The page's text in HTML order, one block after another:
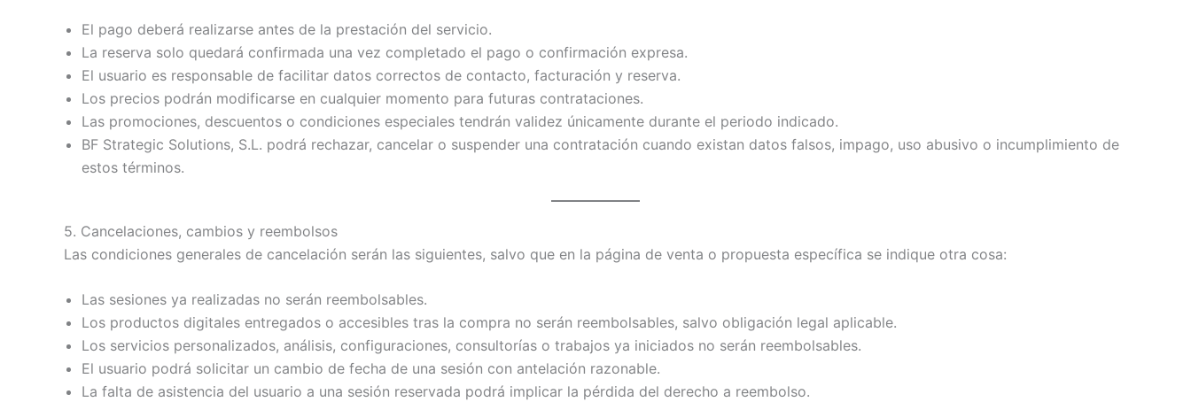
El pago deberá realizarse antes de la prestación del servicio.
La reserva solo quedará confirmada una vez completado el pago o confirmación expresa.
El usuario es responsable de facilitar datos correctos de contacto, facturación y reserva.
Los precios podrán modificarse en cualquier momento para futuras contrataciones.
Las promociones, descuentos o condiciones especiales tendrán validez únicamente durante el periodo indicado.
BF Strategic Solutions, S.L. podrá rechazar, cancelar o suspender una contratación cuando existan datos falsos, impago, uso abusivo o incumplimiento de
estos términos.
5. Cancelaciones, cambios y reembolsos
Las condiciones generales de cancelación serán las siguientes, salvo que en la página de venta o propuesta específica se indique otra cosa:
Las sesiones ya realizadas no serán reembolsables.
Los productos digitales entregados o accesibles tras la compra no serán reembolsables, salvo obligación legal aplicable.
Los servicios personalizados, análisis, configuraciones, consultorías o trabajos ya iniciados no serán reembolsables.
El usuario podrá solicitar un cambio de fecha de una sesión con antelación razonable.
La falta de asistencia del usuario a una sesión reservada podrá implicar la pérdida del derecho a reembolso.